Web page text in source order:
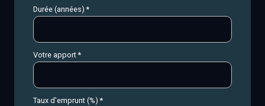
Durée (années) *
Votre apport *
Taux d'emprunt (%) *